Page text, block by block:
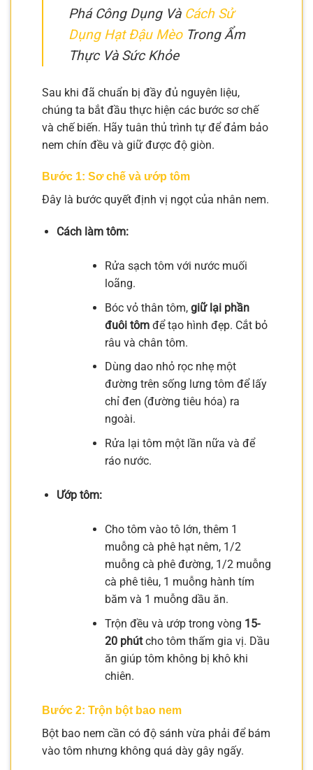
Phá Công Dụng Và Cách Sử
Dụng Hạt Đậu MèoTrong Ẩm
Thực Và Sức Khỏe
Sau khi đã chuẩn bị đầy đủ nguyên liệu,
chúng ta bắt đầu thực hiện các bước sơ chế
và chế biến. Hãy tuân thủ trình tự để đảm bảo
nem chín đều và giữ được độ giòn.
Bước 1: Sơ chế và ướp tôm
Đây là bước quyết định vị ngọt của nhân nem.
Cách làm tôm:
Rửa sạch tôm với nước muối
loãng.
Bóc vỏ thân tôm, giữ lại phần
đuôi tômđể tạo hình đẹp. Cắt bỏ
râu và chân tôm.
Dùng dao nhỏ rọc nhẹ một
đường trên sống lưng tôm để lấy
chỉ đen (đường tiêu hóa) ra
ngoài.
Rửa lại tôm một lần nữa và để
ráo nước.
Ướp tôm:
Cho tôm vào tô lớn, thêm 1
muỗng cà phê hạt nêm, 1/2
muỗng cà phê đường, 1/2 muỗng
cà phê tiêu, 1 muỗng hành tím
băm và 1 muỗng dầu ăn.
Trộn đều và ướp trong vòng 15-
20 phútcho tôm thấm gia vị. Dầu
ăn giúp tôm không bị khô khi
chiên.
Bước 2: Trộn bột bao nem
Bột bao nem cần có độ sánh vừa phải để bám
vào tôm nhưng không quá dày gây ngấy.